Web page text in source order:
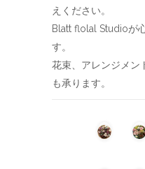
えください。
Blatt flolal Studioが
す。
花束、アレンジメン
も承ります。